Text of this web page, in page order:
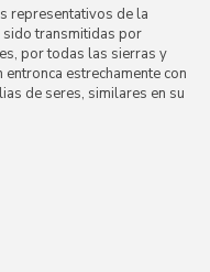
representativos de la
sido transmitidas por
por todas las sierras y
estrechamente con
de seres, similares en su